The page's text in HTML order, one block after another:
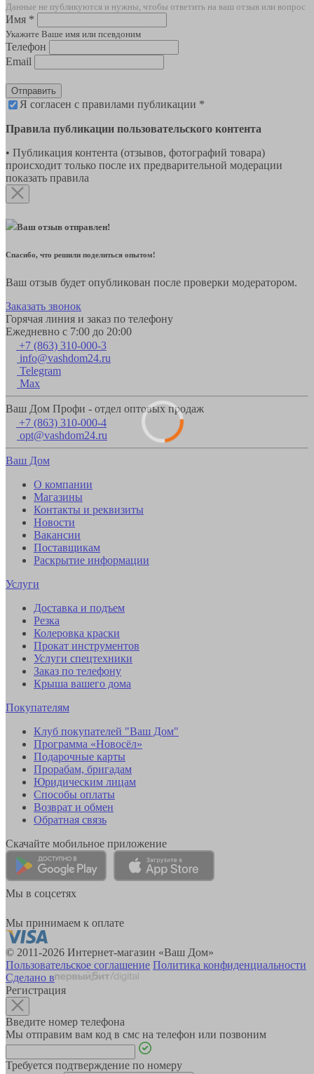
Данные не публикуются и нужны, чтобы ответить на ваш отзыв или вопрос
Имя *
Укажите Ваше имя или псевдоним
Телефон
Email
Отправить
Я согласен с правилами публикации *
Правила публикации пользовательского контента
• Публикация контента (отзывов, фотографий товара)
происходит только после их предварительной модерации
показать правила
Ваш отзыв отправлен!
Спасибо, что решили поделиться опытом!
Ваш отзыв будет опубликован после проверки модератором.
Заказать звонок
Горячая линия и заказ по телефону
Ежедневно с 7:00 до 20:00
+7 (863) 310-000-3
info@vashdom24.ru
Telegram
Max
Ваш Дом Профи - отдел оптовых продаж
+7 (863) 310-000-4
opt@vashdom24.ru
Ваш Дом
О компании
Магазины
Контакты и реквизиты
Новости
Вакансии
Поставщикам
Раскрытие информации
Услуги
Доставка и подъем
Резка
Колеровка краски
Прокат инструментов
Услуги спецтехники
Заказ по телефону
Крыша вашего дома
Покупателям
Клуб покупателей "Ваш Дом"
Программа «Новосёл»
Подарочные карты
Прорабам, бригадам
Юридическим лицам
Способы оплаты
Возврат и обмен
Обратная связь
Скачайте мобильное приложение
Мы в соцсетях
Мы принимаем к оплате
© 2011-2026 Интернет-магазин «Ваш Дом»
Пользовательское соглашение Политика конфиденциальности
Сделано в
Регистрация
Введите номер телефона
Мы отправим вам код в смс на телефон или позвоним
Требуется подтверждение по номеру